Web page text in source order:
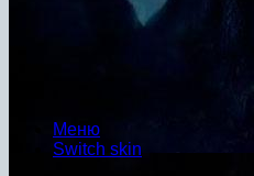
Меню
Switch skin